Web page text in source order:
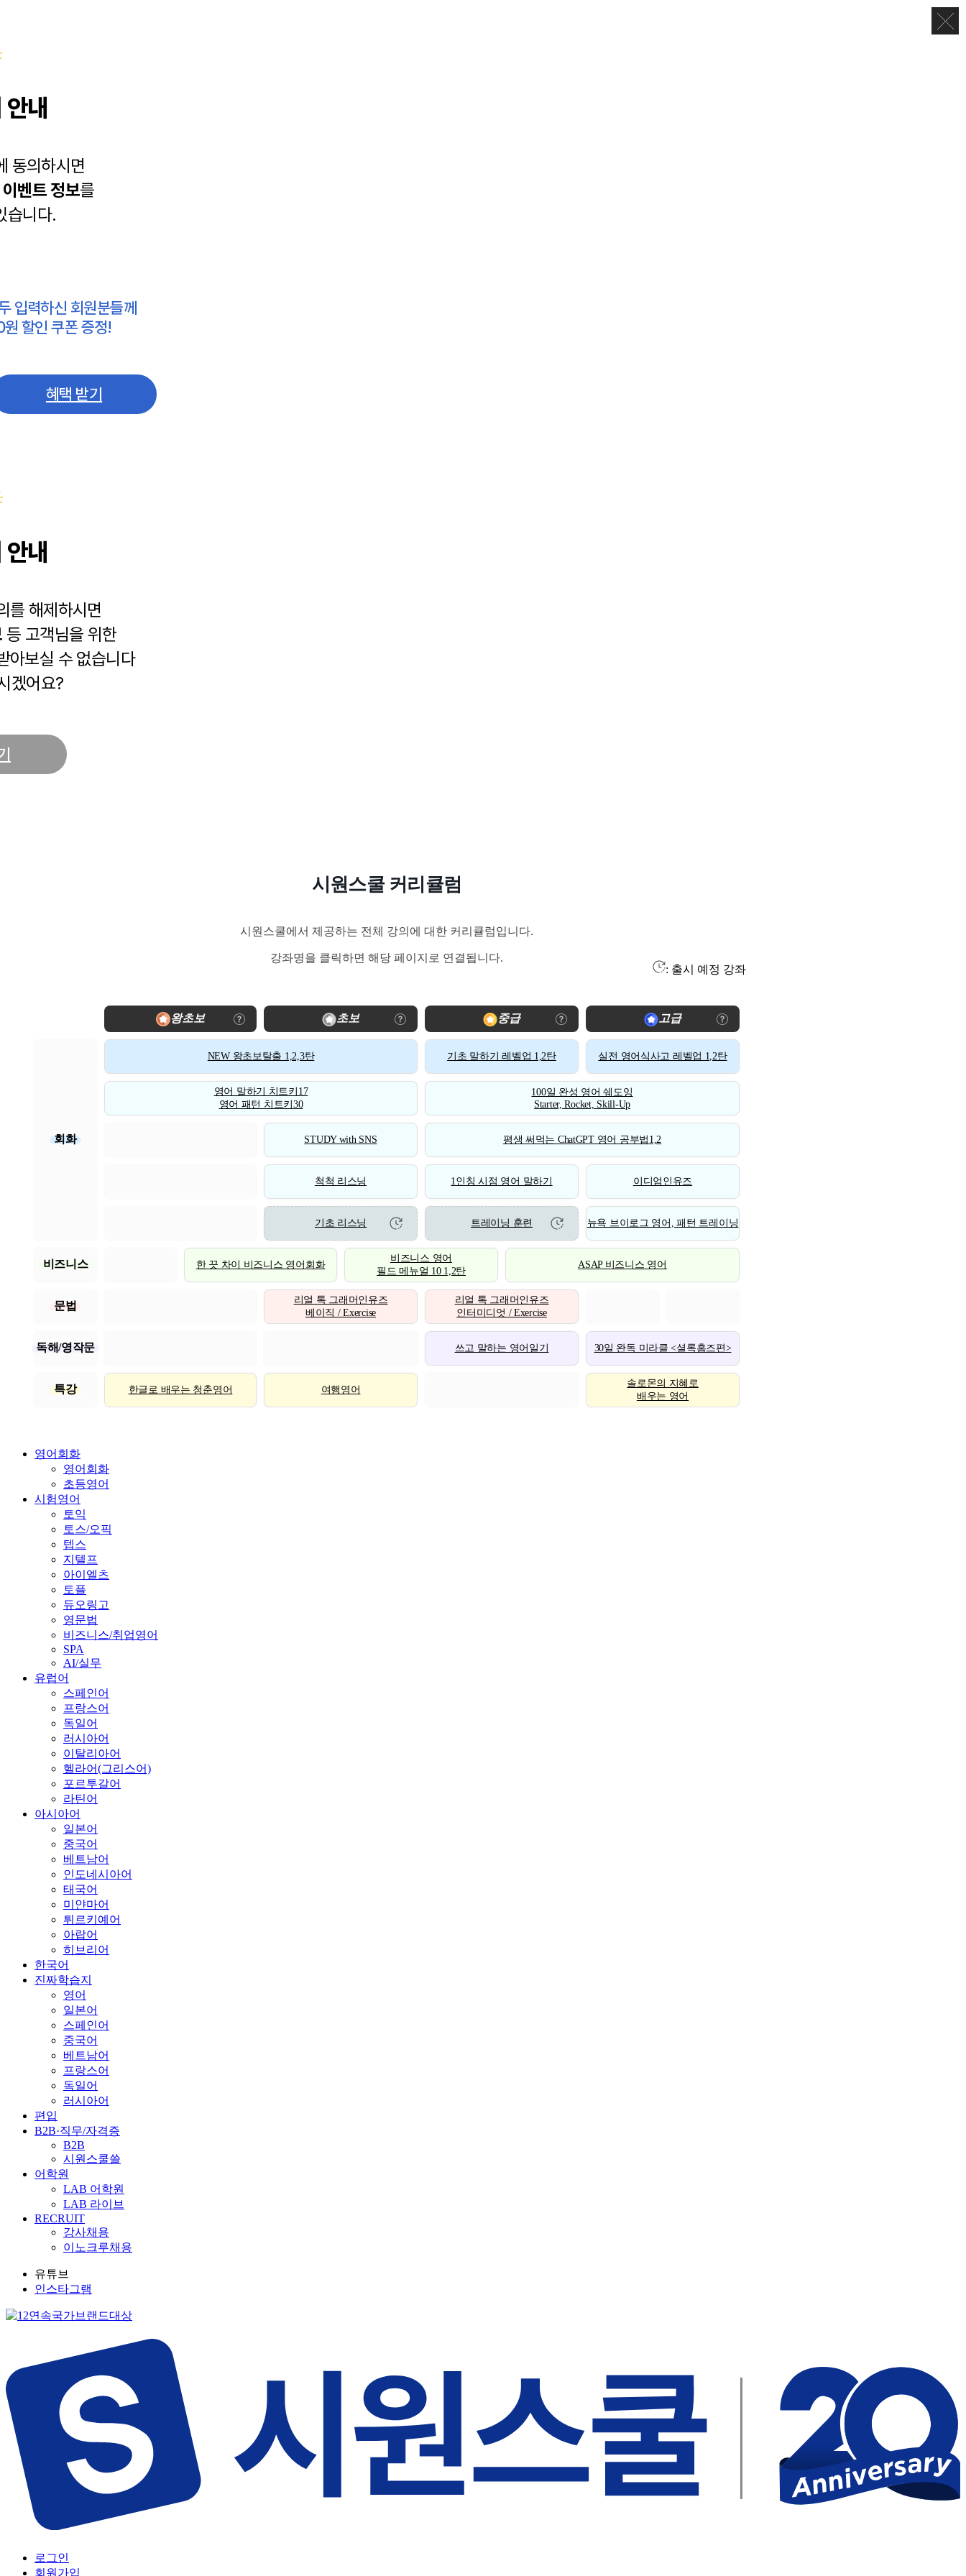
내
동의하시면
이벤트 정보를
습니다.
입력하신 회원분들께
할인 쿠폰 증정!
혜택 받기
내
를 해제하시면
등 고객님을 위한
아보실 수 없습니다
겠어요?
시원스쿨 커리큘럼
시원스쿨에서 제공하는 전체 강의에 대한 커리큘럼입니다.
강좌명을 클릭하면 해당 페이지로 연결됩니다.
: 출시 예정 강좌
왕초보 초보 중급 고급
회화
NEW 왕초보탈출 1,2,3탄 기초 말하기 레벨업 1,2탄 실전 영어식사고 레벨업 1,2탄
영어 말하기 치트키17
영어 패턴 치트키30
100일 완성 영어 쉐도잉
Starter, Rocket, Skill-Up
STUDY with SNS 평생 써먹는 ChatGPT 영어 공부법1,2
척척 리스닝 1인칭 시점 영어 말하기 이디엄인유즈
기초 리스닝 트레이닝 훈련 뉴욕 브이로그 영어, 패턴 트레이닝
비즈니스 한 끗 차이 비즈니스 영어회화
비즈니스 영어
필드 메뉴얼 10 1,2탄
ASAP 비즈니스 영어
문법
리얼 톡 그래머인유즈
베이직 / Exercise
리얼 톡 그래머인유즈
인터미디엇 / Exercise
독해/영작문 쓰고 말하는 영어일기 30일 완독 미라클 <셜록홈즈편>
특강 한글로 배우는 청춘영어 여행영어
솔로몬의 지혜로
배우는 영어
영어회화
영어회화
초등영어
시험영어
토익
토스/오픽
텝스
지텔프
아이엘츠
토플
듀오링고
영문법
비즈니스/취업영어
SPA
AI/실무
유럽어
스페인어
프랑스어
독일어
러시아어
이탈리아어
헬라어(그리스어)
포르투갈어
라틴어
아시아어
일본어
중국어
베트남어
인도네시아어
태국어
미얀마어
튀르키예어
아랍어
히브리어
한국어
진짜학습지
영어
일본어
스페인어
중국어
베트남어
프랑스어
독일어
러시아어
편입
B2B·직무/자격증
B2B
시원스쿨쓸
어학원
LAB 어학원
LAB 라이브
RECRUIT
강사채용
이노크루채용
유튜브
인스타그램
로그인
회원가입